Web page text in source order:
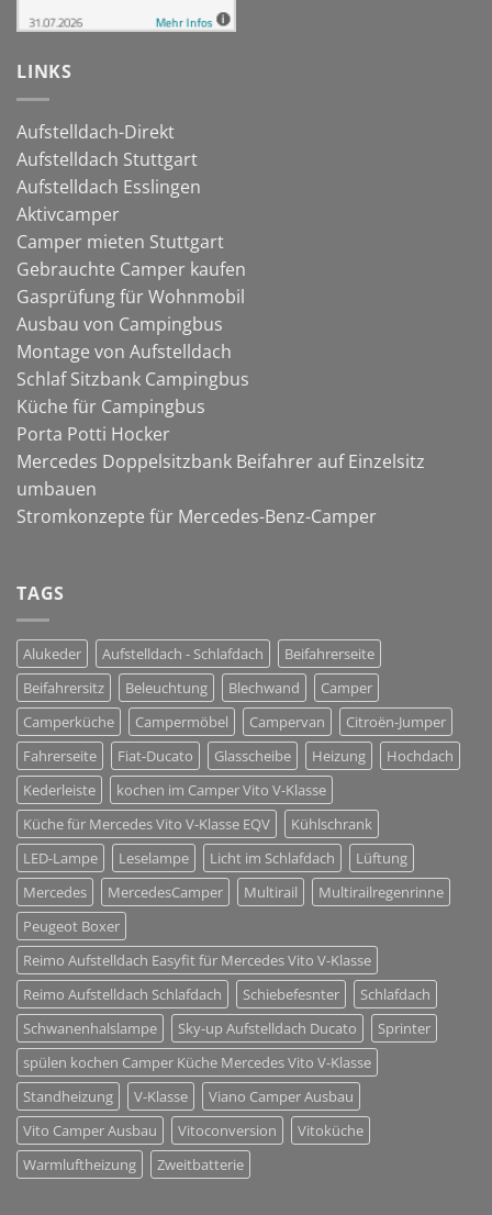
LINKS
Aufstelldach-Direkt
Aufstelldach Stuttgart
Aufstelldach Esslingen
Aktivcamper
Camper mieten Stuttgart
Gebrauchte Camper kaufen
Gasprüfung für Wohnmobil
Ausbau von Campingbus
Montage von Aufstelldach
Schlaf Sitzbank Campingbus
Küche für Campingbus
Porta Potti Hocker
Mercedes Doppelsitzbank Beifahrer auf Einzelsitz
umbauen
Stromkonzepte für Mercedes-Benz-Camper
TAGS
Alukeder Aufstelldach - Schlafdach
Beifahrerseite
Beifahrersitz
Beleuchtung Blechwand
Camper
Camperküche
Campermöbel Campervan
Citroën-Jumper
Fahrerseite
Fiat-Ducato Glasscheibe Heizung
Hochdach
Kederleiste
kochen im Camper Vito V-Klasse
Küche für Mercedes Vito V-Klasse EQV
Kühlschrank
LED-Lampe
Leselampe Licht im Schlafdach
Lüftung
Mercedes
MercedesCamper Multirail
Multirailregenrinne
Peugeot Boxer
Reimo Aufstelldach Easyfit für Mercedes Vito V-Klasse
Reimo Aufstelldach Schlafdach
Schiebefesnter
Schlafdach
Schwanenhalslampe
Sky-up Aufstelldach Ducato
Sprinter
spülen kochen Camper Küche Mercedes Vito V-Klasse
Standheizung
V-Klasse
Viano Camper Ausbau
Vito Camper Ausbau
Vitoconversion
Vitoküche
Warmluftheizung
Zweitbatterie